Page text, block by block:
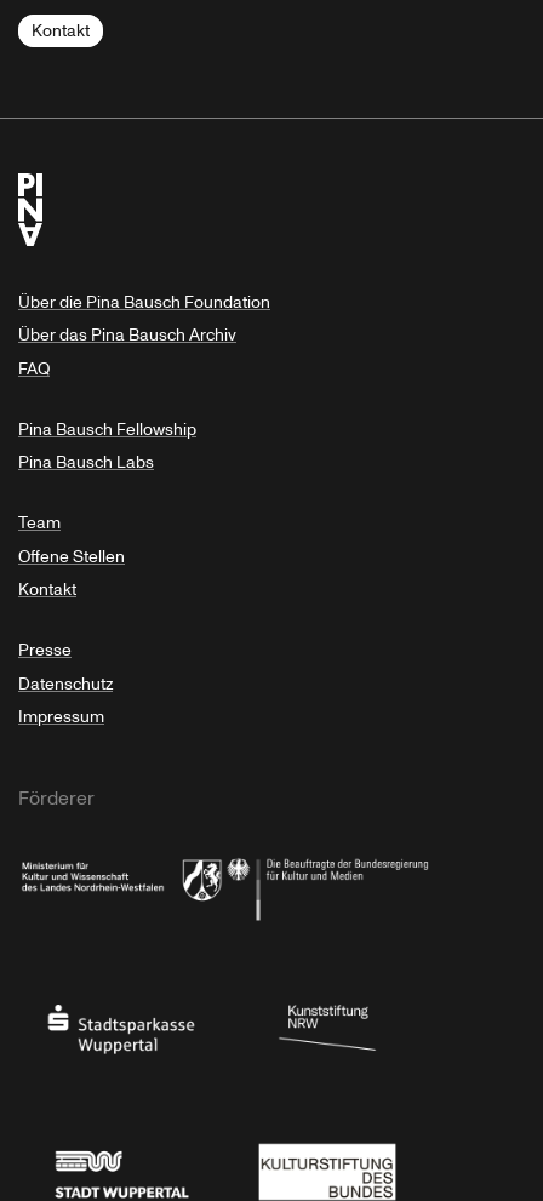
Kontakt
Über die Pina Bausch Foundation
Über das Pina Bausch Archiv
FAQ
Pina Bausch Fellowship
Pina Bausch Labs
Team
Offene Stellen
Kontakt
Presse
Datenschutz
Impressum
Förderer